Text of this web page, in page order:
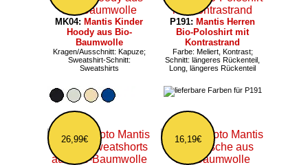
MK04: Mantis Kinder
Hoody aus Bio-
Baumwolle
Kragen/Ausschnitt: Kapuze;
Sweatshirt-Schnitt:
Sweatshirts
P191: Mantis Herren
Bio-Poloshirt mit
Kontrastrand
Farbe: Meliert, Kontrast;
Schnitt: längeres Rückenteil,
Long, längeres Rückenteil
26,99€ 16,19€